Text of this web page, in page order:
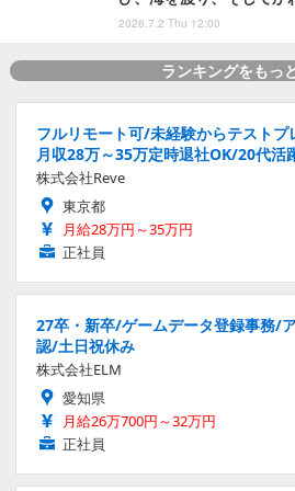
2026.7.2 Thu 12:00
ランキングをもっ
フルリモート可/未経験からテスト
月収28万～35万定時退社OK/20代
株式会社Reve
東京都
月給28万円～35万円
正社員
27卒・新卒/ゲームデータ登録事務/
認/土日祝休み
株式会社ELM
愛知県
月給26万700円～32万円
正社員